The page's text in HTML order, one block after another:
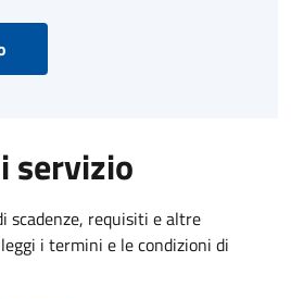
servizio
scadenze, requisiti e altre
i termini e le condizioni di